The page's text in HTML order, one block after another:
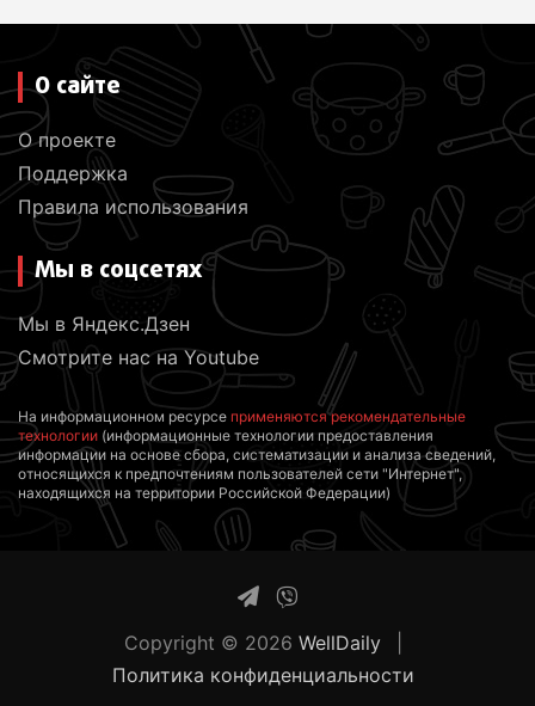
О сайте
О проекте
Поддержка
Правила использования
Мы в соцсетях
Мы в Яндекс.Дзен
Смотрите нас на Youtube
На информационном ресурсе применяются рекомендательные
технологии (информационные технологии предоставления
информации на основе сбора, систематизации и анализа сведений,
относящихся к предпочтениям пользователей сети "Интернет",
находящихся на территории Российской Федерации)
Copyright © 2026 WellDaily
Политика конфиденциальности